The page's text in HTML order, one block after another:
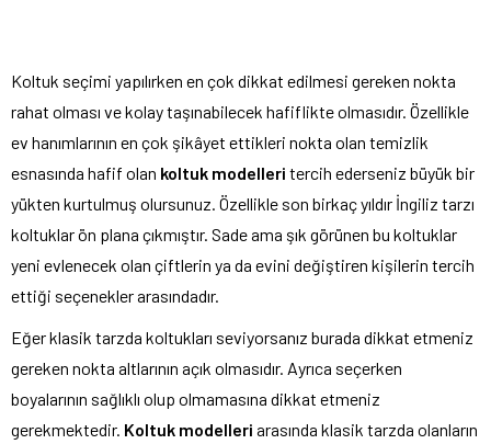
Koltuk seçimi yapılırken en çok dikkat edilmesi gereken nokta
rahat olması ve kolay taşınabilecek hafiflikte olmasıdır. Özellikle
ev hanımlarının en çok şikâyet ettikleri nokta olan temizlik
esnasında hafif olan koltuk modelleri tercih ederseniz büyük bir
yükten kurtulmuş olursunuz. Özellikle son birkaç yıldır İngiliz tarzı
koltuklar ön plana çıkmıştır. Sade ama şık görünen bu koltuklar
yeni evlenecek olan çiftlerin ya da evini değiştiren kişilerin tercih
ettiği seçenekler arasındadır.
Eğer klasik tarzda koltukları seviyorsanız burada dikkat etmeniz
gereken nokta altlarının açık olmasıdır. Ayrıca seçerken
boyalarının sağlıklı olup olmamasına dikkat etmeniz
gerekmektedir. Koltuk modelleri arasında klasik tarzda olanların